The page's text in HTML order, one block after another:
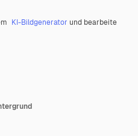
KI-Bildgenerator und bearbeite